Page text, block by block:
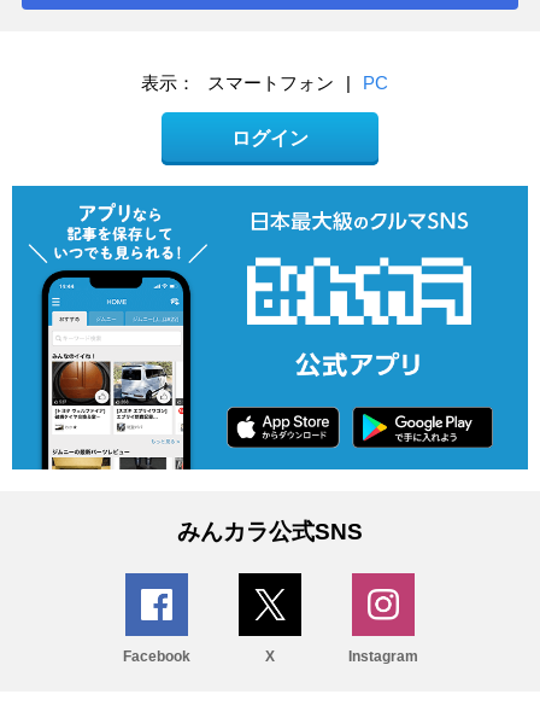
表示： スマートフォン | PC
ログイン
みんカラ公式SNS
Facebook X Instagram